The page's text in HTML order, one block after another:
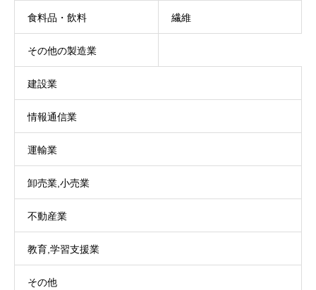
食料品・飲料 繊維
その他の製造業
建設業
情報通信業
運輸業
卸売業,小売業
不動産業
教育,学習支援業
その他